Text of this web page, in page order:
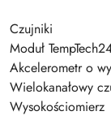
Czujniki
Moduł
Akcelerometr o
Wielokanałowy
Wysokościomierz